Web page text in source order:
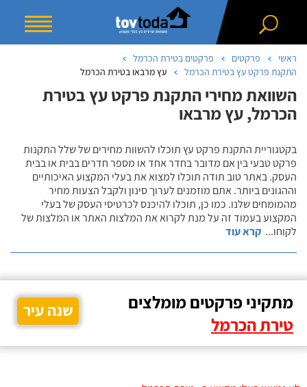
ראשי פרקטים
פרקטים בטירת הכרמל
התקנת פרקט עץ בטירת הכרמל
עץ מרבאו בטירת הכרמל
השוואת מחירי התקנת פרקט עץ בטירת
הכרמל, עץ מרבאו
בקטגוריית התקנת פרקט עץ תוכלו להשוות מחירים של שלל התקנות
פרקט טבעי בין אם מדובר בחדר אחד או מספר חדרים בבית או בבית
העסק. באתר טוב תודה תוכלו למצוא את בעלי המקצוע האיכותיים
וההגונים ביותר. אתם מוזמנים לערוך סינון ולקבל הצעות מחיר
מהמומחים שלנו. כמו כן, תוכלו להיכנס לכרטיסי העסק של בעלי
המקצוע בעמוד זה על מנת לקרוא את המלצות האתר או המלצות של
לקוחו... קרא עוד
מתקיני פרקטים מומלצים
טירת הכרמל
שנה עיר